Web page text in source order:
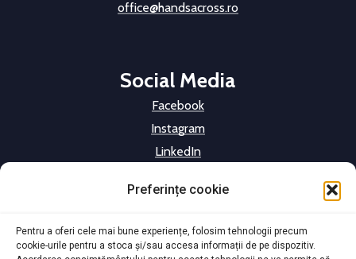
Preferințe cookie
Pentru a oferi cele mai bune experiențe, folosim tehnologii precum
cookie-urile pentru a stoca și/sau accesa informații de pe dispozitiv.
office@handsacross.ro
Social Media
Facebook
Instagram
LinkedIn
HAR este membru
FONPC